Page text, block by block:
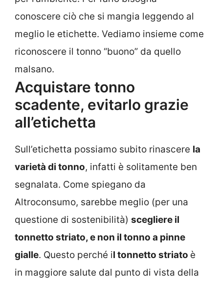
conoscere ciò che si mangia leggendo al
meglio le etichette. Vediamo insieme come
riconoscere il tonno “buono” da quello
malsano.
Acquistare tonno
scadente, evitarlo grazie
all’etichetta
Sull’etichetta possiamo subito rinascere la
varietà di tonno, infatti è solitamente ben
segnalata. Come spiegano da
Altroconsumo, sarebbe meglio (per una
questione di sostenibilità) scegliere il
tonnetto striato, e non il tonno a pinne
gialle. Questo perché il tonnetto striato è
in maggiore salute dal punto di vista della